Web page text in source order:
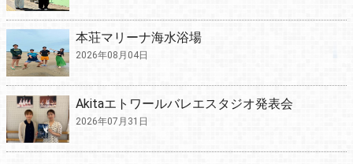
本荘マリーナ海水浴場
2026年08月04日
Akitaエトワールバレエスタジオ発表会
2026年07月31日